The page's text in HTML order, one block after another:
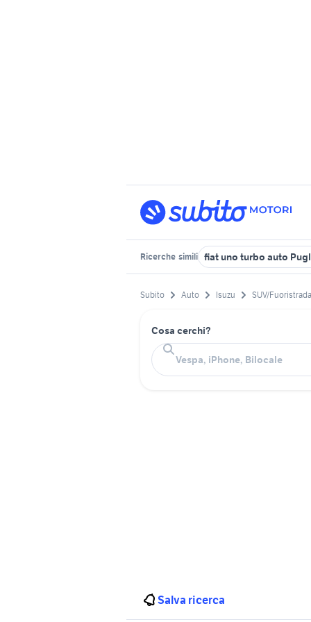
Ricerche simili fiat uno turbo auto
Subito Auto Isuzu SUV/Fuoristrada
Cosa cerchi?
Salva ricerca